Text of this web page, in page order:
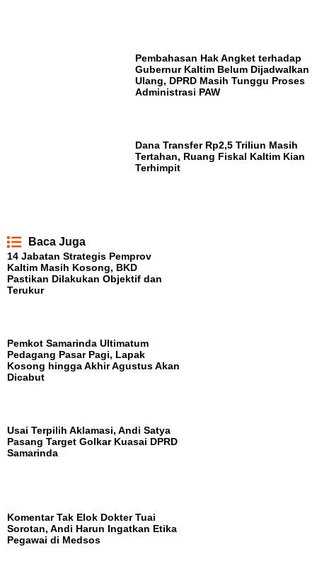
Pembahasan Hak Angket terhadap
Gubernur Kaltim Belum Dijadwalkan
Ulang, DPRD Masih Tunggu Proses
Administrasi PAW
Dana Transfer Rp2,5 Triliun Masih
Tertahan, Ruang Fiskal Kaltim Kian
Terhimpit
Baca Juga
14 Jabatan Strategis Pemprov
Kaltim Masih Kosong, BKD
Pastikan Dilakukan Objektif dan
Terukur
Pemkot Samarinda Ultimatum
Pedagang Pasar Pagi, Lapak
Kosong hingga Akhir Agustus Akan
Dicabut
Usai Terpilih Aklamasi, Andi Satya
Pasang Target Golkar Kuasai DPRD
Samarinda
Komentar Tak Elok Dokter Tuai
Sorotan, Andi Harun Ingatkan Etika
Pegawai di Medsos